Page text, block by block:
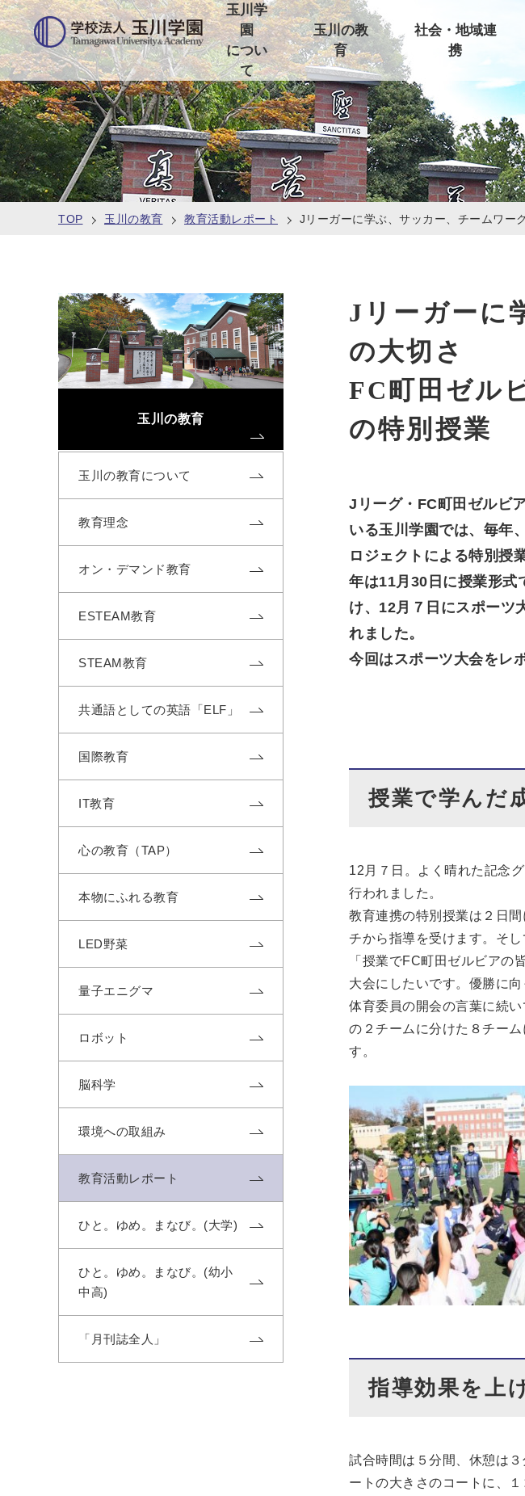
玉川学
園
につい
て
玉川の教
育
社会・地域連
携
TOP 玉川の教育 教育活動レポート Jリーガーに学ぶ、サッカー、チームワー
Jリーガーに
の大切さ
FC町田ゼル
の特別授業
Jリーグ・FC町田ゼルビ
いる玉川学園では、毎年
ロジェクトによる特別授
年は11月30日に授業形式
け、12月７日にスポーツ
れました。
今回はスポーツ大会をレ
授業で学んだ
12月７日。よく晴れた記念
行われました。
教育連携の特別授業は２日
チから指導を受けます。そ
「授業でFC町田ゼルビアの
大会にしたいです。優勝に向
体育委員の開会の言葉に続
の２チームに分けた８チー
す。
指導効果を上
試合時間は５分間、休憩は
ートの大きさのコートに、
玉川の教育
玉川の教育について
教育理念
オン・デマンド教育
ESTEAM教育
STEAM教育
共通語としての英語「ELF」
国際教育
IT教育
心の教育（TAP）
本物にふれる教育
LED野菜
量子エニグマ
ロボット
脳科学
環境への取組み
教育活動レポート
ひと。ゆめ。まなび。(大学)
ひと。ゆめ。まなび。(幼小
中高)
「月刊誌全人」